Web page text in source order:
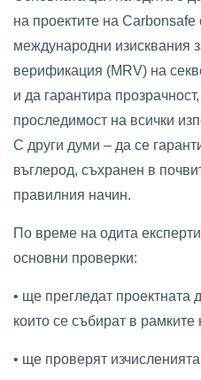
на проектите на
международни изисквания
верификация (MRV) на
и да гарантира
проследимост на всички
С други думи – да се
въглерод, съхранен в
правилния начин.
По време на одита
основни проверки:
• ще прегледат проектната
които се събират в рамките
• ще проверят